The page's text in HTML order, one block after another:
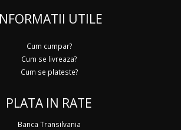
UTILE
Cum cumpar?
Cum se livreaza?
Cum se plateste?
PLATA IN RATE
Banca Transilvania